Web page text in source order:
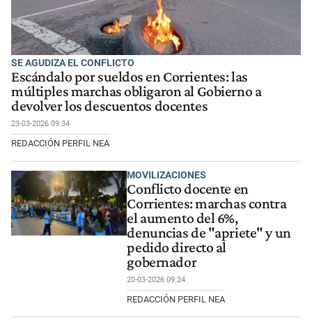
SE AGUDIZA EL CONFLICTO
Escándalo por sueldos en Corrientes: las
múltiples marchas obligaron al Gobierno a
devolver los descuentos docentes
23-03-2026 09:34
REDACCIÓN PERFIL NEA
MOVILIZACIONES
Conflicto docente en
Corrientes: marchas contra
el aumento del 6%,
denuncias de "apriete" y un
pedido directo al
gobernador
20-03-2026 09:24
REDACCIÓN PERFIL NEA